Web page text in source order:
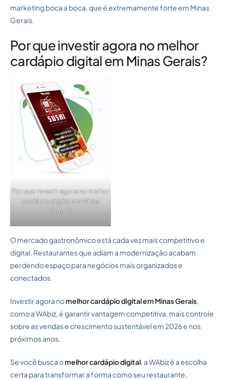
marketing boca a boca, que é extremamente forte em Minas
Gerais.
Por que investir agora no melhor
cardápio digital em Minas Gerais?
Por que investir agora no melhor
cardápio digital em Minas
Gerais?
O mercado gastronômico está cada vez mais competitivo e
digital. Restaurantes que adiam a modernização acabam
perdendo espaço para negócios mais organizados e
conectados.
Investir agora nomelhor cardápio digital em Minas Gerais,
como a WAbiz, é garantir vantagem competitiva, mais controle
sobre as vendas e crescimento sustentável em 2026 e nos
próximos anos.
Se você busca omelhor cardápio digital, a WAbiz é a escolha
certa para transformar a forma como seu restaurante,